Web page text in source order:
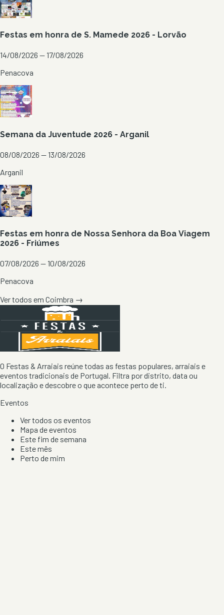
Festas em honra de S. Mamede 2026 - Lorvão
14/08/2026 — 17/08/2026
Penacova
Semana da Juventude 2026 - Arganil
08/08/2026 — 13/08/2026
Arganil
Festas em honra de Nossa Senhora da Boa Viagem
2026 - Friúmes
07/08/2026 — 10/08/2026
Penacova
Ver todos em Coimbra →
O Festas & Arraiais reúne todas as festas populares, arraiais e
eventos tradicionais de Portugal. Filtra por distrito, data ou
localização e descobre o que acontece perto de ti.
Eventos
Ver todos os eventos
Mapa de eventos
Este fim de semana
Este mês
Perto de mim